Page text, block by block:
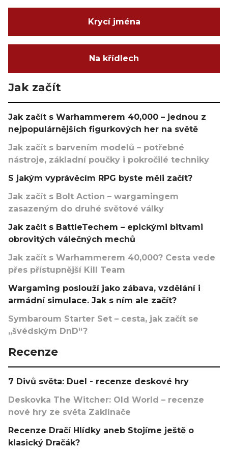
Krycí jména
Na křídlech
Jak začít
Jak začít s Warhammerem 40,000 – jednou z
nejpopulárnějších figurkových her na světě
Jak začít s barvením modelů – potřebné
nástroje, základní poučky i pokročilé techniky
S jakým vyprávěcím RPG byste měli začít?
Jak začít s Bolt Action – wargamingem
zasazeným do druhé světové války
Jak začít s BattleTechem – epickými bitvami
obrovitých válečných mechů
Jak začít s Warhammerem 40,000? Cesta vede
přes přístupnější Kill Team
Wargaming poslouží jako zábava, vzdělání i
armádní simulace. Jak s ním ale začít?
Symbaroum Starter Set – cesta, jak začít se
„švédským DnD“?
Recenze
7 Divů světa: Duel - recenze deskové hry
Deskovka The Witcher: Old World – recenze
nové hry ze světa Zaklínače
Recenze Dračí Hlídky aneb Stojíme ještě o
klasický Dračák?